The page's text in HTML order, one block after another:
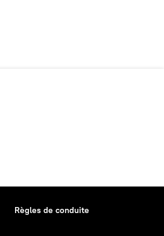
Règles de conduite